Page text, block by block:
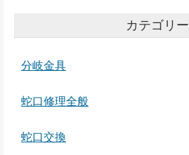
カテゴリー
分岐金具
蛇口修理全般
蛇口交換